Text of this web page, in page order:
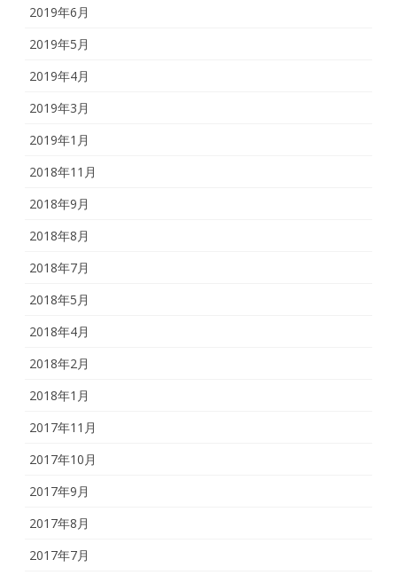
2019年6月
2019年5月
2019年4月
2019年3月
2019年1月
2018年11月
2018年9月
2018年8月
2018年7月
2018年5月
2018年4月
2018年2月
2018年1月
2017年11月
2017年10月
2017年9月
2017年8月
2017年7月